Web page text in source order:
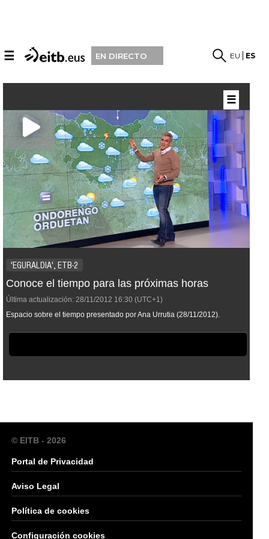
☰ EN DIRECTO EU ES
'EGURALDIA', ETB-2
Conoce el tiempo para las próximas horas
Última actualización: 28/11/2012 16:30 (UTC+1)
Espacio sobre el tiempo presentado por Ana Urrutia (28/11/2012).
☰
© EITB - 2026
Portal de Privacidad
Aviso Legal
Política de cookies
Configuración cookies